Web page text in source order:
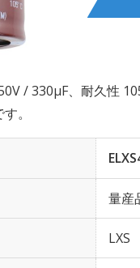
/ 330µF、耐久性
。
量産
LXS